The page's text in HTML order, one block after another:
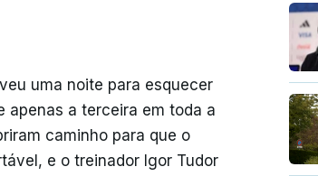
uma noite para esquecer
apenas a terceira em toda a
caminho para que o
e o treinador Igor Tudor